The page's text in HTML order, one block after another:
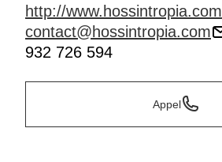
http://www.hossintropia.com
contact@hossintropia.com
932 726 594
Appel